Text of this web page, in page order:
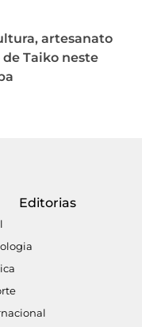
artesanato
Taiko neste
Editorias